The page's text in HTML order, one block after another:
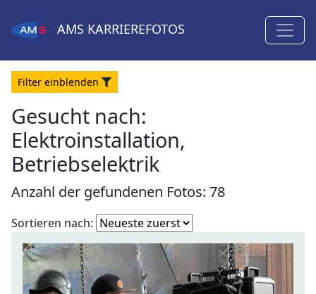
AMS KARRIEREFOTOS
Filter einblenden
Gesucht nach:
Elektroinstallation,
Betriebselektrik
Anzahl der gefundenen Fotos: 78
Sortieren nach: